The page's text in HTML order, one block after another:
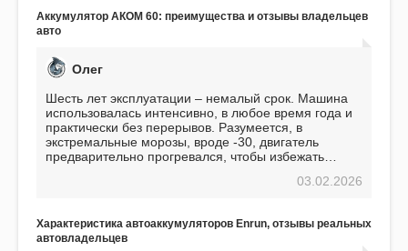
Аккумулятор АКОМ 60: преимущества и отзывы владельцев
авто
Олег
Шесть лет эксплуатации – немалый срок. Машина
использовалась интенсивно, в любое время года и
практически без перерывов. Разумеется, в
экстремальные морозы, вроде -30, двигатель
предварительно прогревался, чтобы избежать
использования не было ни единой поломки,
EFB 75. Судя по характеристикам, он даже
превосходит предыдущую модель.
03.02.2026
Характеристика автоаккумуляторов Enrun, отзывы реальных
автовладельцев